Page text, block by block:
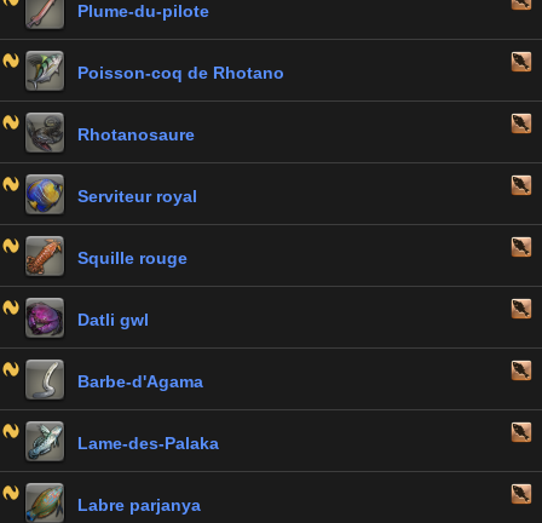
Plume-du-pilote
Poisson-coq de Rhotano
Rhotanosaure
Serviteur royal
Squille rouge
Datli gwl
Barbe-d'Agama
Lame-des-Palaka
Labre parjanya